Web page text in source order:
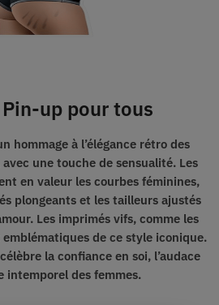
up pour tous
hommage à l’élégance rétro des
une touche de sensualité. Les
en valeur les courbes féminines,
plongeants et les tailleurs ajustés
Les imprimés vifs, comme les
de ce style iconique.
la confiance en soi, l’audace
intemporel des femmes.